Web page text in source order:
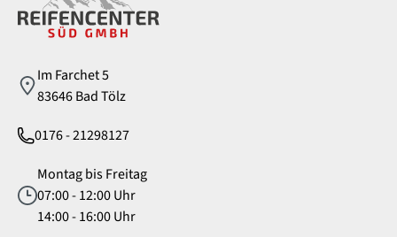
Im Farchet 5
83646 Bad Tölz
0176 - 21298127
Montag bis Freitag
07:00 - 12:00 Uhr
14:00 - 16:00 Uhr